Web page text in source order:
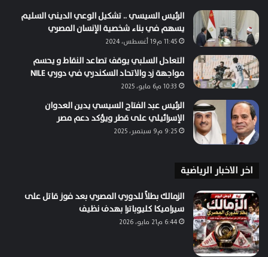
الرئيس السيسي .. تشكيل الوعي الديني السليم
يسهم في بناء شخصية الإنسان المصري
11:45 م19 أغسطس، 2024
التعادل السلبي يوقف تصاعد النقاط و يحسم
مواجهة زد والاتحاد السكندري في دوري NILE
10:33 م6 مايو، 2025
الرئيس عبد الفتاح السيسي يدين العدوان
الإسرائيلي على قطر ويؤكد دعم مصر
9:25 م9 سبتمبر، 2025
اخر الاخبار الرياضية
الزمالك بطلاً للدوري المصري بعد فوز قاتل على
سيراميكا كليوباترا بهدف نظيف
6:44 م21 مايو، 2026